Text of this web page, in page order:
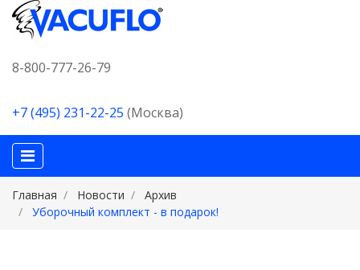
8-800-777-26-79
+7 (495) 231-22-25 (Москва)
Главная Новости
Архив
Уборочный комплект - в подарок!